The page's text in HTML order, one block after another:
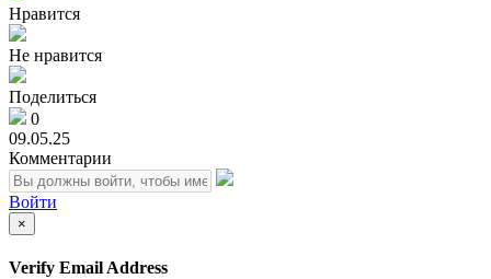
Нравится
Не нравится
Поделиться
0
09.05.25
Комментарии
Войти
×
Verify Email Address